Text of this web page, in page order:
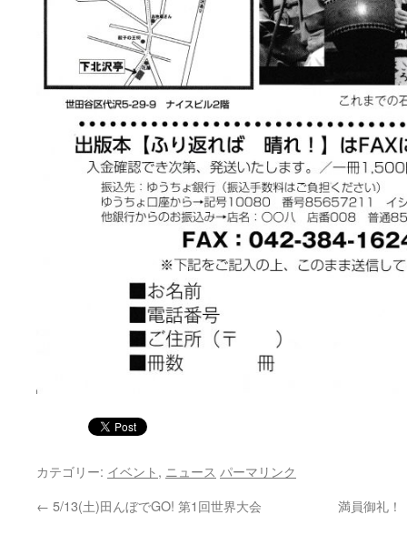
カテゴリー: イベント, ニュース パーマリンク
← 5/13(土)田んぼでGO! 第1回世界大会 満員御礼